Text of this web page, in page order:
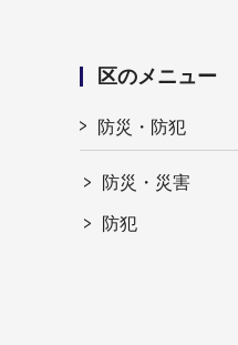
区のメニュー
防災・防犯
防災・災害
防犯